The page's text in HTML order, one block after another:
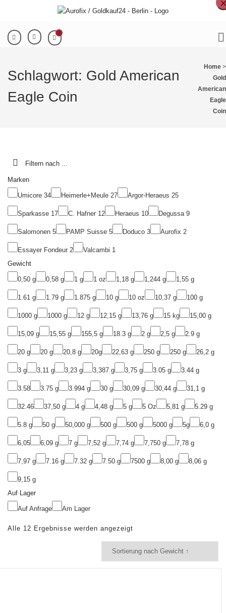
0
Schlagwort: Gold American
Eagle Coin
Home >
Gold
American
Eagle
Coin
Filtern nach ...
Marken
Umicore 34 Heimerle+Meule 27 Argor-Heraeus 25
Sparkasse 17 C. Hafner 12 Heraeus 10 Degussa 9
Salomonen 5 PAMP Suisse 5 Doduco 3 Aurofix 2
Essayer Fondeur 2 Valcambi 1
Gewicht
0,50 g 0,58 g 1 g 1 oz 1,18 g 1,244 g 1,55 g
1.61 g 1.79 g 1.875 g 10 g 10 oz 10,37 g 100 g
1000 g 1000 g 12 g 12,15 g 13,76 g 15 kg 15,00 g
15,09 g 15,55 g 155,5 g 18.3 g 2 g 2,5 g 2.9 g
20 g 20 g 20,8 g 20g 22,63 g 250 g 250 g 26,2 g
3 g 3,11 g 3,23 g 3,387 g 3,75 g 3.05 g 3.44 g
3.58 3.75 g 3.994 g 30 g 30,09 g 30,44 g 31,1 g
32.46 37,50 g 4 g 4,48 g 5 g 5 Oz 5,81 g 5.29 g
5.8 g 50 g 50,000 g 500 g 500 g 5000 g 5g 6,0 g
6,05 6,09 g 7 g 7,52 g 7,74 g 7,750 g 7,78 g
7,97 g 7.16 g 7.32 g 7.50 g 7500 g 8,00 g 8,06 g
9,15 g
Auf Lager
Auf Anfrage Am Lager
Alle 12 Ergebnisse werden angezeigt